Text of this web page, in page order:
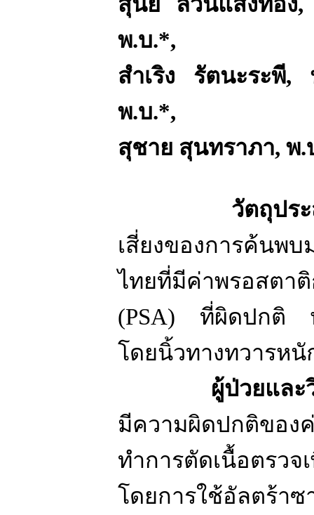
พ.บ.*,
สำเริง รัตนะระพี,
พ.บ.*,
สุชาย สุนทราภา, พ.
วัตถุปร
เสี่ยงของการค้นพบ
ไทยที่มีค่าพรอสตา
(PSA) ที่ผิดปกติ
โดยนิ้วทางทวารห
ผู้ป่วยแล
มีความผิดปกติขอ
ทำการตัดเนื้อตรวจ
โดยการใช้อัลตร้า